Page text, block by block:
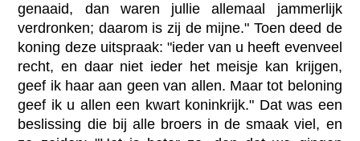
genaaid, dan waren jullie allemaal jammerlijk
verdronken; daarom is zij de mijne." Toen deed de
koning deze uitspraak: "ieder van u heeft evenveel
recht, en daar niet ieder het meisje kan krijgen,
geef ik haar aan geen van allen. Maar tot beloning
geef ik u allen een kwart koninkrijk." Dat was een
beslissing die bij alle broers in de smaak viel, en